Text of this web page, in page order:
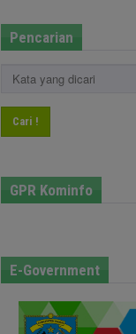
Pencarian
Cari !
GPR Kominfo
E-Government